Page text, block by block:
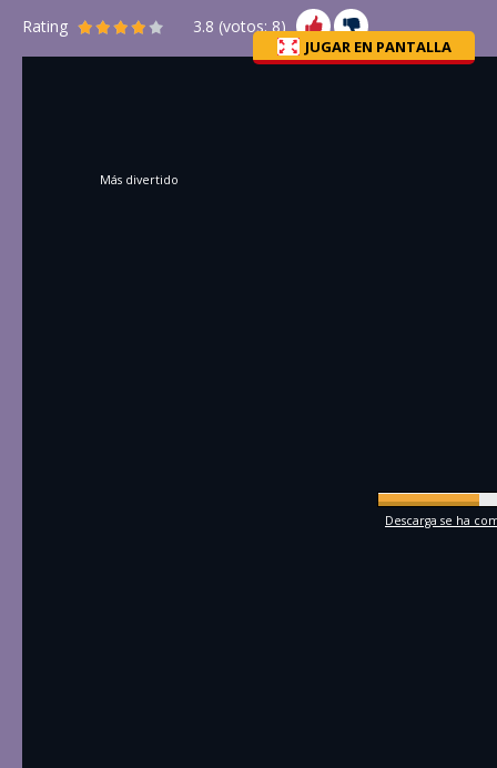
Rating 3.8 (votos:8)
JUGAR EN PANTALLA
Más divertido
Descarga se ha